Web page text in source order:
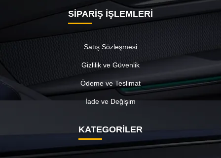
SİPARİŞ İŞLEMLERİ
Satış Sözleşmesi
Gizlilik ve Güvenlik
Ödeme ve Teslimat
İade ve Değişim
KATEGORİLER